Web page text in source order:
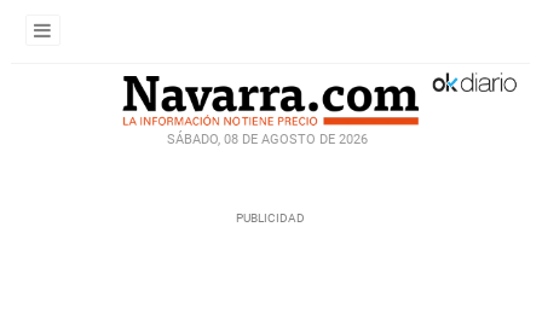
SÁBADO, 08 DE AGOSTO DE 2026